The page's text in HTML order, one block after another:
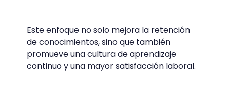
Este enfoque no solo mejora la retención
de conocimientos, sino que también
promueve una cultura de aprendizaje
continuo y una mayor satisfacción laboral.